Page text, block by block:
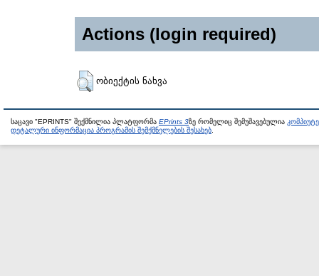
Actions (login required)
ობიექტის ნახვა
საცავი "EPRINTS" შექმნილია პლატფორმა EPrints 3ზე რომელიც შემუშავებულია
დეტალური ინფორმაცია პროგრამის შემქმნელების შესახებ.